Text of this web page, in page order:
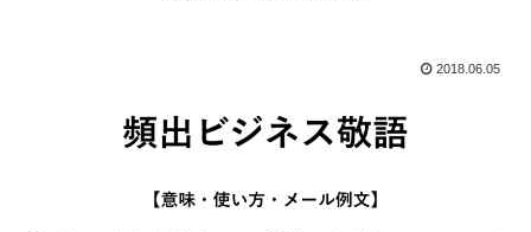
2018.06.05